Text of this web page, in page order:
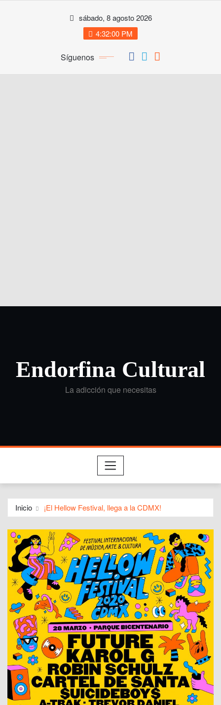
sábado, 8 agosto 2026
4:32:00 PM
Síguenos
Endorfina Cultural
La adicción que necesitas
Inicio ¡El Hellow Festival, llega a la CDMX!